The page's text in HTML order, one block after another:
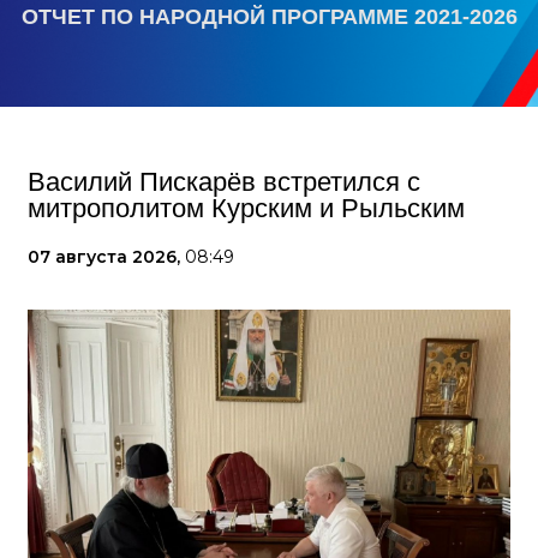
ОТЧЕТ ПО НАРОДНОЙ ПРОГРАММЕ 2021-2026
Василий Пискарёв встретился с
митрополитом Курским и Рыльским
07 августа 2026, 08:49